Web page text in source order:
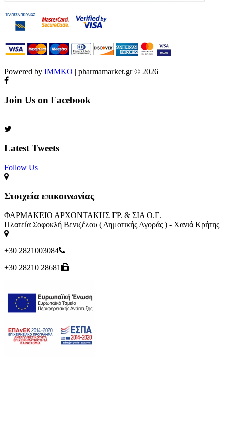
Powered by IMMKO | pharmamarket.gr © 2026
Join Us on Facebook
Latest Tweets
Follow Us​
Στοιχεία επικοινωνίας
ΦΑΡΜΑΚΕΙΟ ΑΡΧΟΝΤΑΚΗΣ ΓΡ. & ΣΙΑ Ο.Ε.
Πλατεία Σοφοκλή Βενιζέλου ( Δημοτικής Αγοράς ) - Χανιά Κρήτης
+30 2821003084
+30 28210 28681